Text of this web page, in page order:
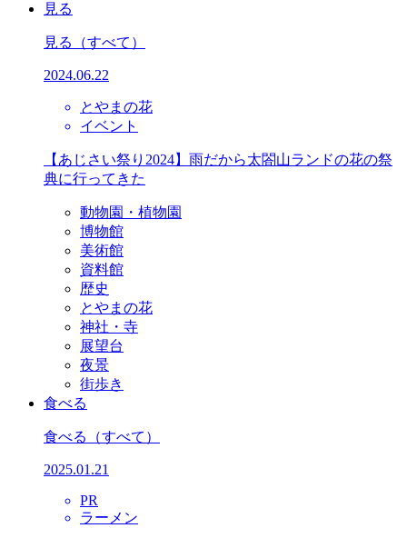
見る
見る （すべて）
2024.06.22
とやまの花
イベント
【あじさい祭り2024】雨だから太閤山ランドの花の祭
典に行ってきた
動物園・植物園
博物館
美術館
資料館
歴史
とやまの花
神社・寺
展望台
夜景
街歩き
食べる
食べる （すべて）
2025.01.21
PR
ラーメン